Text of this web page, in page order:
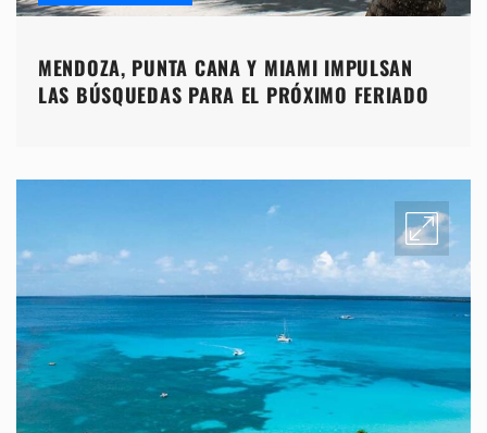
MENDOZA, PUNTA CANA Y MIAMI IMPULSAN
LAS BÚSQUEDAS PARA EL PRÓXIMO FERIADO